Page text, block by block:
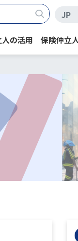
の活用 保険仲立
JP